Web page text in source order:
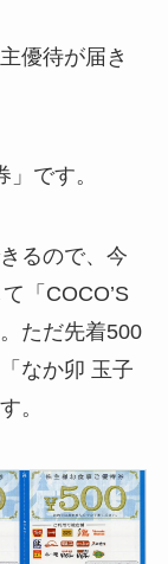
優待が届き
です。
るので、今
「COCO’S
ただ先着500
なか卯 玉子
。